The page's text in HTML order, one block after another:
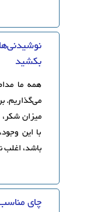
بکشید
همه ما
می‌گذاریم.
میزان
با این
باشد،
چای